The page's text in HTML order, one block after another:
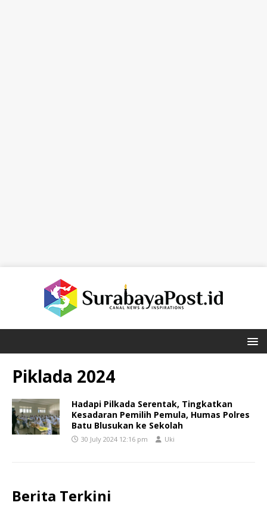
Piklada 2024
Hadapi Pilkada Serentak, Tingkatkan
Kesadaran Pemilih Pemula, Humas Polres
Batu Blusukan ke Sekolah
30 July 2024 12:16 pm Uki
Berita Terkini